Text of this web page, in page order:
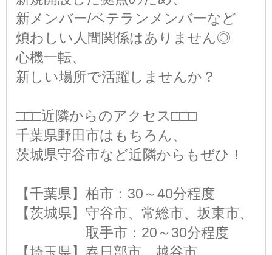
新メンバー/ベテランメンバーなど
煩わしい人間関係はありません◎
心機一転、
新しい場所で活躍しませんか？
□□□近隣からのアクセス□□□
千葉県野田市はもちろん、
茨城県守谷市など近隣からもぜひ！
【千葉県】柏市：30～40分程度
【茨城県】守谷市、常総市、坂東市、
取手市：20～30分程度
【埼玉県】春日部市、越谷市、